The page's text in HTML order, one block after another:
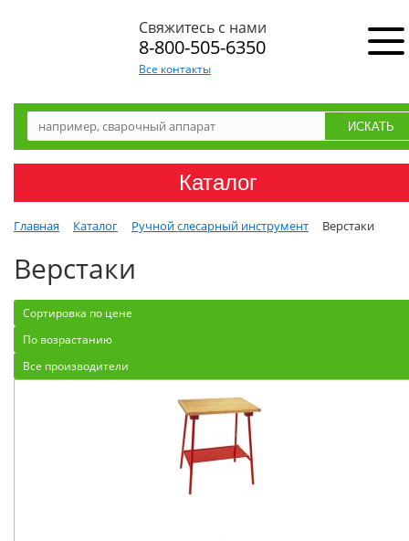
Свяжитесь с нами
8-800-505-6350
Все контакты
Каталог
Главная Каталог Ручной слесарный инструмент Верстаки
Верстаки
Сортировка по цене
По возрастанию
Все производители